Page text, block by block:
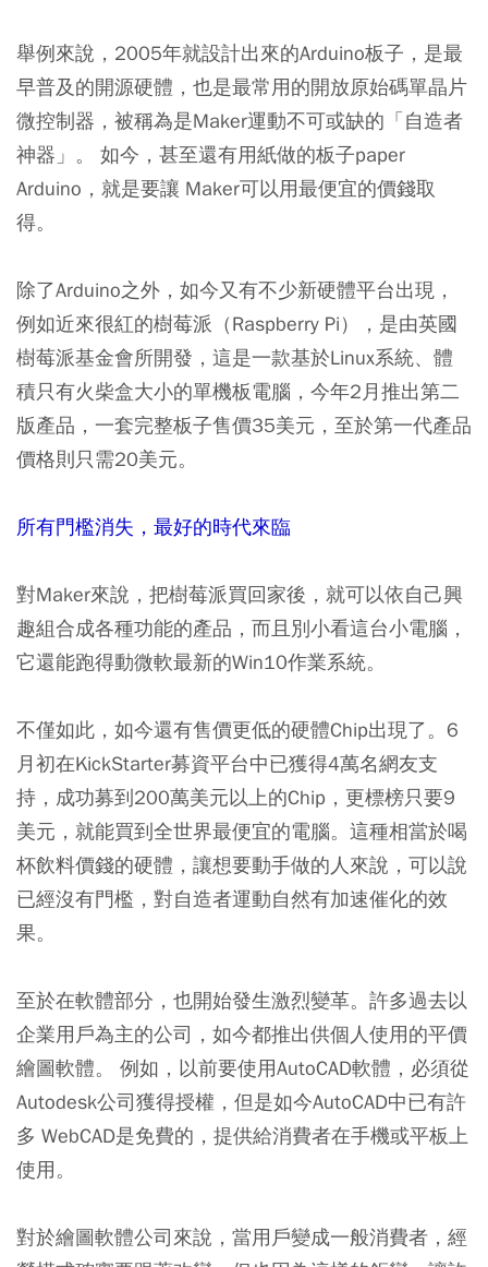
舉例來說，2005年就設計出來的Arduino板子，是最
早普及的開源硬體，也是最常用的開放原始碼單晶片
微控制器，被稱為是Maker運動不可或缺的「自造者
神器」。 如今，甚至還有用紙做的板子paper
Arduino，就是要讓 Maker可以用最便宜的價錢取
得。
除了Arduino之外，如今又有不少新硬體平台出現，
例如近來很紅的樹莓派（Raspberry Pi），是由英國
樹莓派基金會所開發，這是一款基於Linux系統、體
積只有火柴盒大小的單機板電腦，今年2月推出第二
版產品，一套完整板子售價35美元，至於第一代產品
價格則只需20美元。
所有門檻消失，最好的時代來臨
對Maker來說，把樹莓派買回家後，就可以依自己興
趣組合成各種功能的產品，而且別小看這台小電腦，
它還能跑得動微軟最新的Win10作業系統。
不僅如此，如今還有售價更低的硬體Chip出現了。6
月初在KickStarter募資平台中已獲得4萬名網友支
持，成功募到200萬美元以上的Chip，更標榜只要9
美元，就能買到全世界最便宜的電腦。這種相當於喝
杯飲料價錢的硬體，讓想要動手做的人來說，可以說
已經沒有門檻，對自造者運動自然有加速催化的效
果。
至於在軟體部分，也開始發生激烈變革。許多過去以
企業用戶為主的公司，如今都推出供個人使用的平價
繪圖軟體。 例如，以前要使用AutoCAD軟體，必須從
Autodesk公司獲得授權，但是如今AutoCAD中已有許
多 WebCAD是免費的，提供給消費者在手機或平板上
使用。
對於繪圖軟體公司來說，當用戶變成一般消費者，經